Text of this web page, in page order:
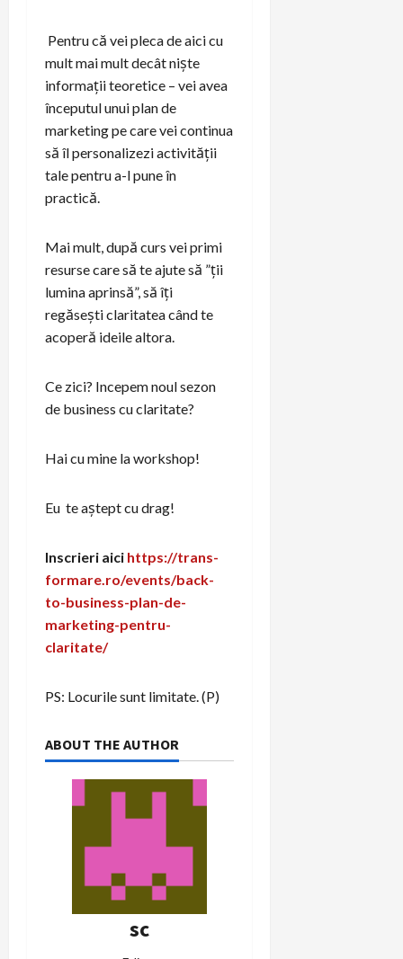
Pentru că vei pleca de aici cu
mult mai mult decât niște
informații teoretice – vei avea
începutul unui plan de
marketing pe care vei continua
să îl personalizezi activității
tale pentru a-l pune în
practică.
Mai mult, după curs vei primi
resurse care să te ajute să ”ții
lumina aprinsă”, să îți
regăsești claritatea când te
acoperă ideile altora.
Ce zici? Incepem noul sezon
de business cu claritate?
Hai cu mine la workshop!
Eu te aștept cu drag!
Inscrieri aici https://trans-
formare.ro/events/back-
to-business-plan-de-
marketing-pentru-
claritate/
PS: Locurile sunt limitate. (P)
ABOUT THE AUTHOR
sc